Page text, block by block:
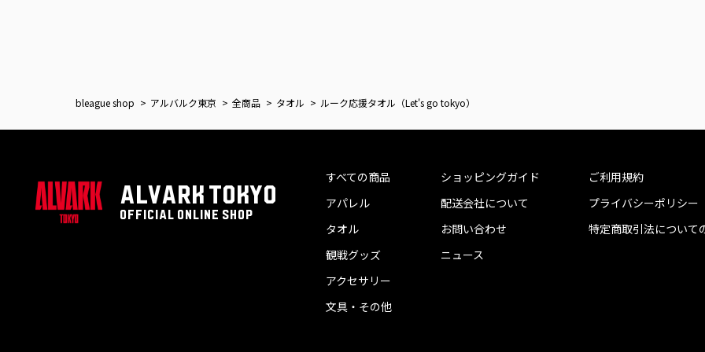
bleague shop アルバルク東京 全商品 タオル ルーク応援タオル（Let's go tokyo）
ALVARK TOKYO
OFFICIAL ONLINE SHOP
すべての商品
アパレル
タオル
観戦グッズ
アクセサリー
文具・その他
ショッピングガイド
配送会社について
お問い合わせ
ニュース
ご利用規約
プライバシーポリシー
特定商取引法について